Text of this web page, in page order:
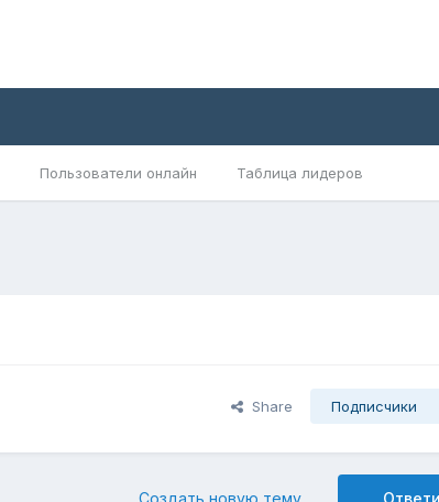
Пользователи онлайн Таблица лидеров
Share Подписчики